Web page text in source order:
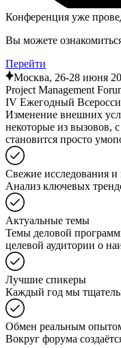
Конференция уже
Вы можете
Перейти
Москва, 26-28 июня
Project Management
IV Ежегодный
Изменение внешних
некоторые из вызовов,
становится просто
Свежие исследования и
Анализ ключевых
Актуальные темы
Темы деловой
целевой аудитории о
Лучшие спикеры
Каждый год мы
Обмен реальным
Вокруг форума